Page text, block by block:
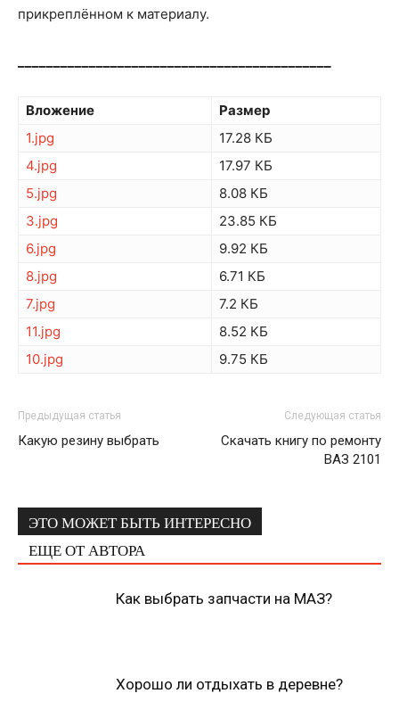
прикреплённом к материалу.
Вложение
Размер
1.jpg
17.28 КБ
4.jpg
17.97 КБ
5.jpg
8.08 КБ
3.jpg
23.85 КБ
6.jpg
9.92 КБ
8.jpg
6.71 КБ
7.jpg
7.2 КБ
11.jpg
8.52 КБ
10.jpg
9.75 КБ
Предыдущая статья
Какую резину выбрать
Следующая статья
Скачать книгу по ремонту
ВАЗ 2101
ЭТО МОЖЕТ БЫТЬ ИНТЕРЕСНО
ЕЩЕ ОТ АВТОРА
Как выбрать запчасти на МАЗ?
Хорошо ли отдыхать в деревне?